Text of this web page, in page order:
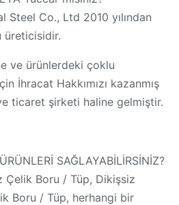
Steel Co., Ltd 2010 yılından
üreticisidir.
ve ürünlerdeki çoklu
İhracat Hakkımızı kazanmış
ticaret şirketi haline gelmiştir.
SAĞLAYABİLİRSİNİZ?
Çelik Boru / Tüp, Dikişsiz
Boru / Tüp, herhangi bir